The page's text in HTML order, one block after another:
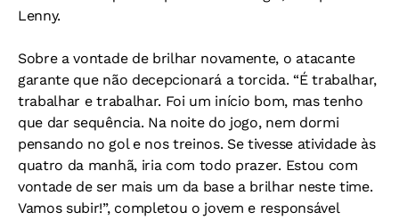
Lenny.
Sobre a vontade de brilhar novamente, o atacante
garante que não decepcionará a torcida. “É trabalhar,
trabalhar e trabalhar. Foi um início bom, mas tenho
que dar sequência. Na noite do jogo, nem dormi
pensando no gol e nos treinos. Se tivesse atividade às
quatro da manhã, iria com todo prazer. Estou com
vontade de ser mais um da base a brilhar neste time.
Vamos subir!”, completou o jovem e responsável